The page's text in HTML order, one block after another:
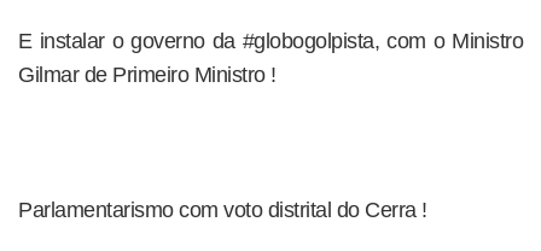
E instalar o governo da #globogolpista, com o Ministro
Gilmar de Primeiro Ministro !
Parlamentarismo com voto distrital do Cerra !